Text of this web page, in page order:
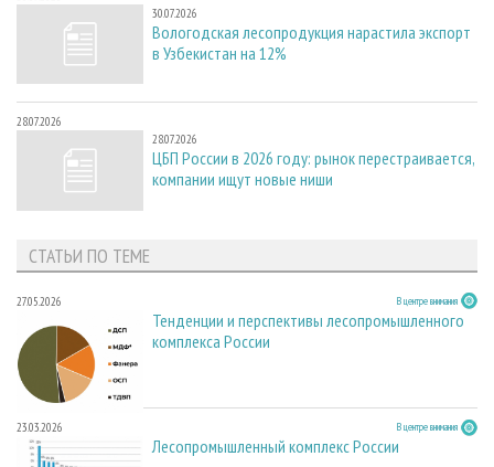
30.07.2026
Вологодская лесопродукция нарастила экспорт
в Узбекистан на 12%
28.07.2026
28.07.2026
ЦБП России в 2026 году: рынок перестраивается,
компании ищут новые ниши
СТАТЬИ ПО ТЕМЕ
27.05.2026 В центре внимания
Тенденции и перспективы лесопромышленного
комплекса России
23.03.2026 В центре внимания
Лесопромышленный комплекс России